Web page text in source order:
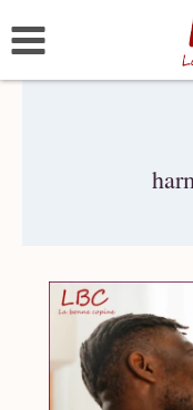
au
contenu